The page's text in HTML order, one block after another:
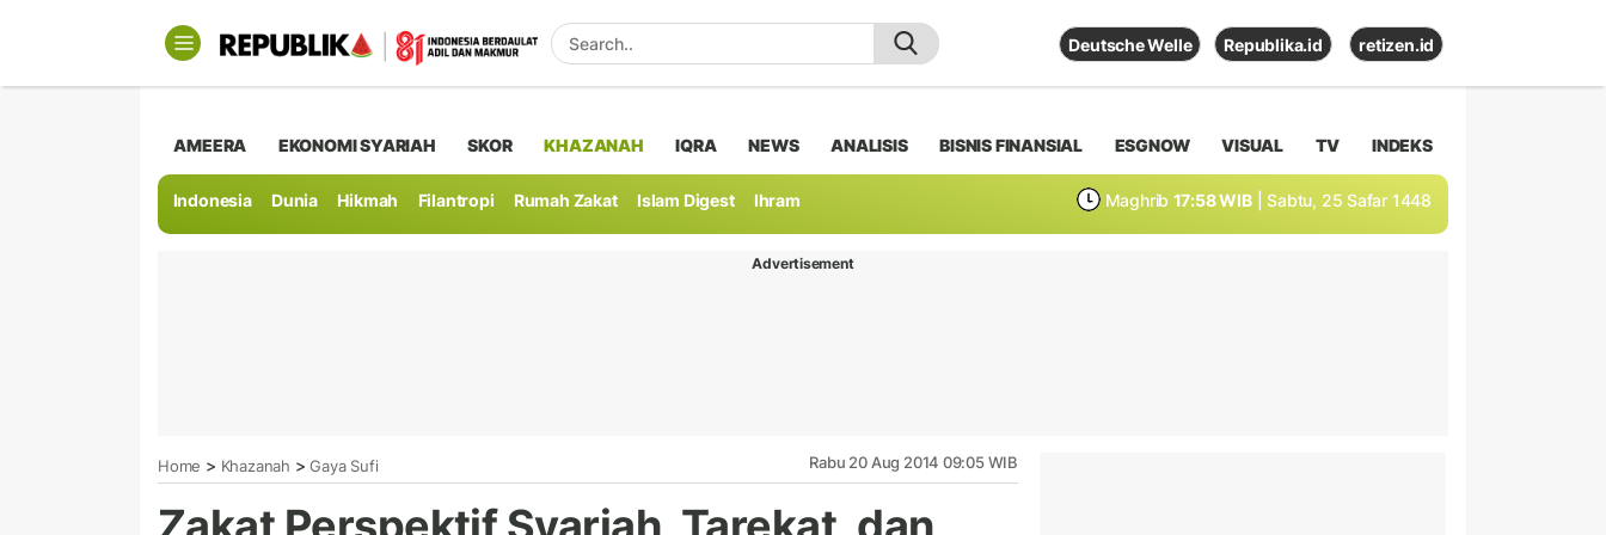
Deutsche Welle Republika.id retizen.id
AMEERA EKONOMI SYARIAH SKOR KHAZANAH IQRA NEWS ANALISIS BISNIS FINANSIAL ESGNOW VISUAL TV INDEKS
Indonesia Dunia Hikmah Filantropi Rumah Zakat Islam Digest Ihram Maghrib 17:58 WIB | Sabtu, 25 Safar 1448
Advertisement
Home > Khazanah > Gaya Sufi Rabu 20 Aug 2014 09:05 WIB